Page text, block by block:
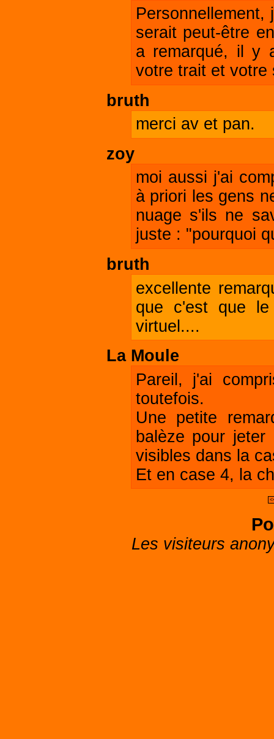
serait peut-être
a remarqué, il y
votre trait et votre
bruth
merci av et pan.
zoy
moi aussi j'ai
à priori les gens
nuage s'ils ne
juste : "pourquoi
bruth
excellente
que c'est que
virtuel....
La Moule
Pareil, j'ai
toutefois.
Une petite
balèze pour
visibles dans la
Et en case 4, la
Les visiteurs